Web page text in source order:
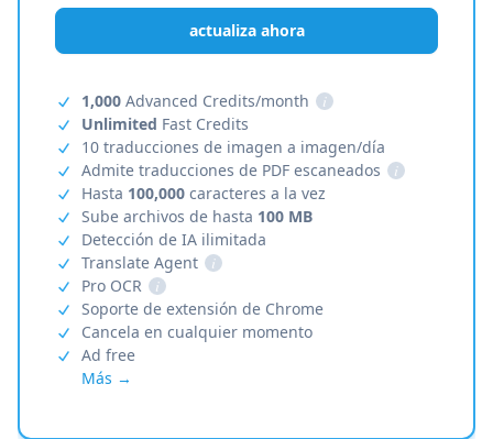
actualiza ahora
1,000 Advanced Credits/month
i
Unlimited Fast Credits
10 traducciones de imagen a imagen/día
Admite traducciones de PDF escaneados
i
Hasta 100,000 caracteres a la vez
Sube archivos de hasta 100 MB
Detección de IA ilimitada
Translate Agent
i
Pro OCR
i
Soporte de extensión de Chrome
Cancela en cualquier momento
Ad free
Más →